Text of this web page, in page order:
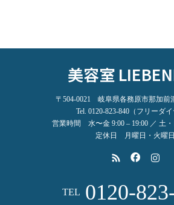
美容室
〒504-0021 岐阜県各務原市那加前
Tel. 0120-823-840（フリーダイ
営業時間 水〜金 9:00 – 19:00 ／ 土・
定休日 月曜日・火曜日
TEL 0120-